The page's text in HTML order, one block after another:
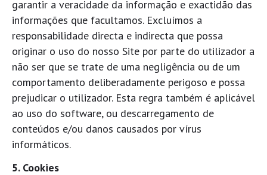
garantir a veracidade da informação e exactidão das
informações que facultamos. Excluímos a
responsabilidade directa e indirecta que possa
originar o uso do nosso Site por parte do utilizador a
não ser que se trate de uma negligência ou de um
comportamento deliberadamente perigoso e possa
prejudicar o utilizador. Esta regra também é aplicável
ao uso do software, ou descarregamento de
conteúdos e/ou danos causados por vírus
informáticos.
5. Cookies